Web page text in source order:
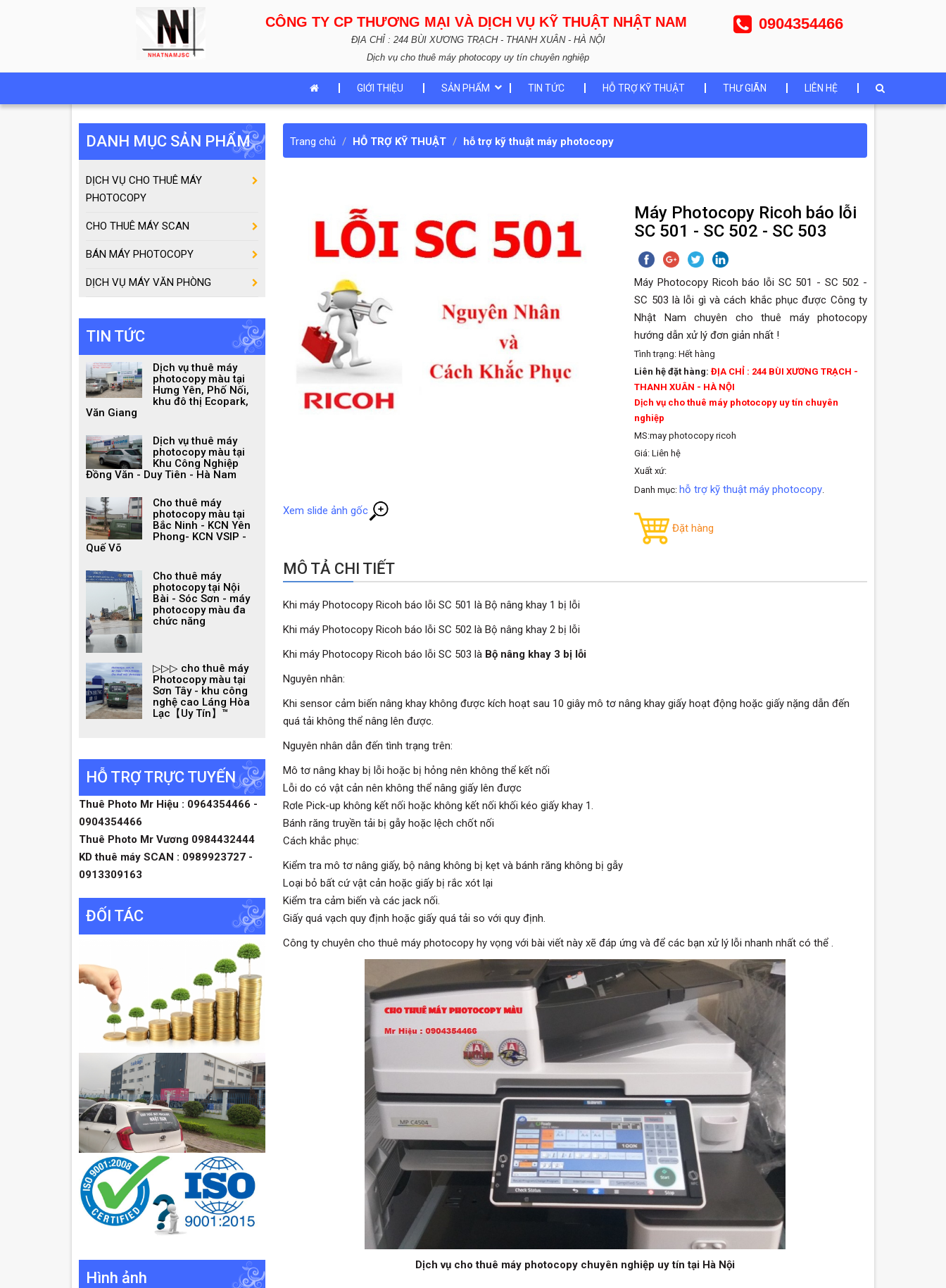
CÔNG TY CP THƯƠNG MẠI VÀ DỊCH VỤ KỸ THUẬT NHẬT NAM
ĐỊA CHỈ : 244 BÙI XƯƠNG TRẠCH - THANH XUÂN - HÀ NỘI
Dịch vụ cho thuê máy photocopy uy tín chuyên nghiệp
0904354466
GIỚI THIỆU SẢN PHẨM TIN TỨC HỖ TRỢ KỸ THUẬT THƯ GIÃN LIÊN HỆ
Trang chủ HỖ TRỢ KỸ THUẬT hỗ trợ kỹ thuật máy photocopy
Xem slide ảnh gốc
Máy Photocopy Ricoh báo lỗi
SC 501 - SC 502 - SC 503
Máy Photocopy Ricoh báo lỗi SC 501 - SC 502 -
SC 503 là lỗi gì và cách khắc phục được Công ty
Nhật Nam chuyên cho thuê máy photocopy
hướng dẫn xử lý đơn giản nhất !
Tình trạng: Hết hàng
Liên hệ đặt hàng:ĐỊA CHỈ : 244 BÙI XƯƠNG TRẠCH -
THANH XUÂN - HÀ NỘI
Dịch vụ cho thuê máy photocopy uy tín chuyên
nghiệp
MS:may photocopy ricoh
Giá: Liên hệ
Xuất xứ:
Danh mục: hỗ trợ kỹ thuật máy photocopy.
Đặt hàng
MÔ TẢ CHI TIẾT
Khi máy Photocopy Ricoh báo lỗi SC 501 là Bộ nâng khay 1 bị lỗi
Khi máy Photocopy Ricoh báo lỗi SC 502 là Bộ nâng khay 2 bị lỗi
Khi máy Photocopy Ricoh báo lỗi SC 503 là Bộ nâng khay 3 bị lỗi
Nguyên nhân:
Khi sensor cảm biến nâng khay không được kích hoạt sau 10 giây mô tơ nâng khay giấy hoạt động hoặc giấy nặng dẫn đến
quá tải không thể nâng lên được.
Nguyên nhân dẫn đến tình trạng trên:
Mô tơ nâng khay bị lỗi hoặc bị hỏng nên không thể kết nối
Lỗi do có vật cản nên không thể nâng giấy lên được
Rơle Pick-up không kết nối hoặc không kết nối khối kéo giấy khay 1.
Bánh răng truyền tải bị gẫy hoặc lệch chốt nối
Cách khắc phục:
Kiểm tra mô tơ nâng giấy, bộ nâng không bị kẹt và bánh răng không bị gẫy
Loại bỏ bất cứ vật cản hoặc giấy bị rắc xót lại
Kiểm tra cảm biến và các jack nối.
Giấy quá vạch quy định hoặc giấy quá tải so với quy định.
Công ty chuyên cho thuê máy photocopy hy vọng với bài viết này xẽ đáp ứng và để các bạn xử lý lỗi nhanh nhất có thể .
Dịch vụ cho thuê máy photocopy chuyên nghiệp uy tín tại Hà Nội
DANH MỤC SẢN PHẨM
DỊCH VỤ CHO THUÊ MÁY
PHOTOCOPY
CHO THUÊ MÁY SCAN
BÁN MÁY PHOTOCOPY
DỊCH VỤ MÁY VĂN PHÒNG
TIN TỨC
Dịch vụ thuê máy
photocopy màu tại
Hưng Yên, Phố Nối,
khu đô thị Ecopark,
Văn Giang
Dịch vụ thuê máy
photocopy màu tại
Khu Công Nghiệp
Đồng Văn - Duy Tiên - Hà Nam
Cho thuê máy
photocopy màu tại
Bắc Ninh - KCN Yên
Phong- KCN VSIP -
Quế Võ
Cho thuê máy
photocopy tại Nội
Bài - Sóc Sơn - máy
photocopy màu đa
chức năng
▷▷▷ cho thuê máy
Photocopy màu tại
Sơn Tây - khu công
nghệ cao Láng Hòa
Lạc【Uy Tín】™
HỖ TRỢ TRỰC TUYẾN
Thuê Photo Mr Hiệu : 0964354466 -
0904354466
Thuê Photo Mr Vương 0984432444
KD thuê máy SCAN : 0989923727 -
0913309163
ĐỐI TÁC
Hình ảnh